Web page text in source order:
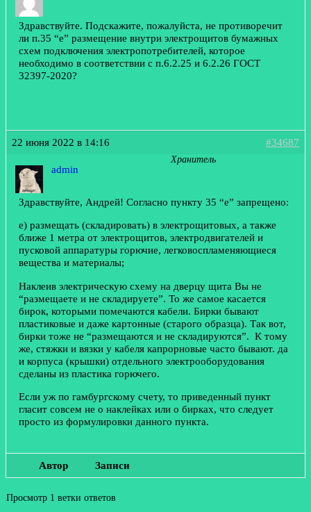
Здравствуйте. Подскажите, пожалуйста, не противоречит
ли п.35 “е” размещение внутри электрощитов бумажных
схем подключения электропотребителей, которое
необходимо в соответствии с п.6.2.25 и 6.2.26 ГОСТ
32397-2020?
22 июня 2022 в 14:16 #34687
admin
Хранитель
Здравствуйте, Андрей! Согласно пункту 35 “е” запрещено:
е) размещать (складировать) в электрощитовых, а также
ближе 1 метра от электрощитов, электродвигателей и
пусковой аппаратуры горючие, легковоспламеняющиеся
вещества и материалы;
Наклеив электрическую схему на дверцу щита Вы не
“размещаете и не складируете”. То же самое касается
бирок, которыми помечаются кабели. Бирки бывают
пластиковые и даже картонные (старого образца). Так вот,
бирки тоже не “размещаются и не складируются”. К тому
же, стяжки и вязки у кабеля капрорновые часто бывают. да
и корпуса (крышки) отдельного электрооборудования
сделаны из пластика горючего.
Если уж по гамбургскому счету, то приведенный пункт
гласит совсем не о наклейках или о бирках, что следует
просто из формулировки данного пункта.
Автор Записи
Просмотр 1 ветки ответов